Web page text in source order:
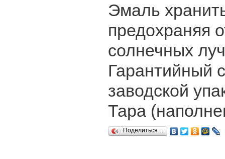
Эмаль
предохраняя
солнечных
Гарантийный
заводской
Тара
Поделиться…